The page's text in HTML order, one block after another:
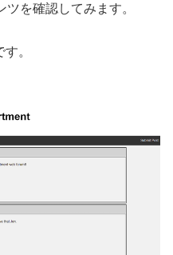
を確認してみます。
。